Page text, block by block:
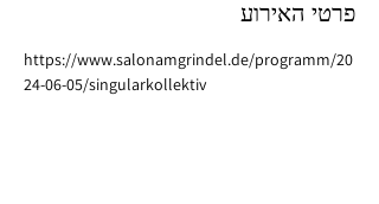
פרטי האירוע
https://www.salonamgrindel.de/programm/20
24-06-05/singularkollektiv